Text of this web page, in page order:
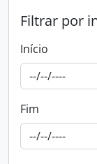
Filtrar por
Início
Fim